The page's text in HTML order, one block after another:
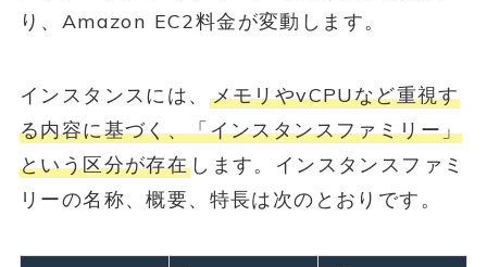
り、Amazon EC2料金が変動します。
インスタンスには、 メモリやvCPUなど重視す
る内容に基づく、「インスタンスファミリー」
という区分が存在 します。インスタンスファミ
リーの名称、概要、特長は次のとおりです。